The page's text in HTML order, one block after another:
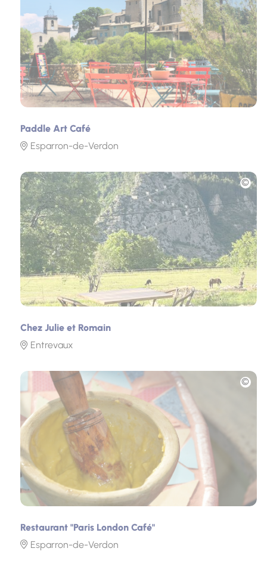
Paddle Art Café
Esparron-de-Verdon
Chez Julie et Romain
Entrevaux
Photo
Restaurant "Paris London Café"
Esparron-de-Verdon
Photo